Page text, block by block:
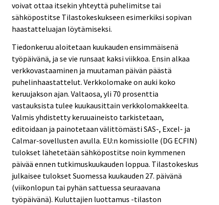
voivat ottaa itsekin yhteyttä puhelimitse tai
sähköpostitse Tilastokeskukseen esimerkiksi sopivan
haastatteluajan löytämiseksi.
Tiedonkeruu aloitetaan kuukauden ensimmäisenä
työpäivänä, ja se vie runsaat kaksi viikkoa. Ensin alkaa
verkkovastaaminen ja muutaman päivän päästä
puhelinhaastattelut. Verkkolomake on auki koko
keruujakson ajan. Valtaosa, yli 70 prosenttia
vastauksista tulee kuukausittain verkkolomakkeelta.
Valmis yhdistetty keruuaineisto tarkistetaan,
editoidaan ja painotetaan välittömästi SAS-, Excel- ja
Calmar-sovellusten avulla. EU:n komissiolle (DG ECFIN)
tulokset lähetetään sähköpostitse noin kymmenen
päivää ennen tutkimuskuukauden loppua. Tilastokeskus
julkaisee tulokset Suomessa kuukauden 27. päivänä
(viikonlopun tai pyhän sattuessa seuraavana
työpäivänä). Kuluttajien luottamus -tilaston